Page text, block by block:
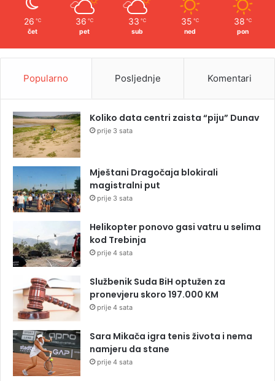
26 ℃
čet
36 ℃
pet
33 ℃
sub
35 ℃
ned
38 ℃
pon
Popularno Posljednje Komentari
Koliko data centri zaista “piju” Dunav
prije 3 sata
Mještani Dragočaja blokirali
magistralni put
prije 3 sata
Helikopter ponovo gasi vatru u selima
kod Trebinja
prije 4 sata
Službenik Suda BiH optužen za
pronevjeru skoro 197.000 KM
prije 4 sata
Sara Mikača igra tenis života i nema
namjeru da stane
prije 4 sata